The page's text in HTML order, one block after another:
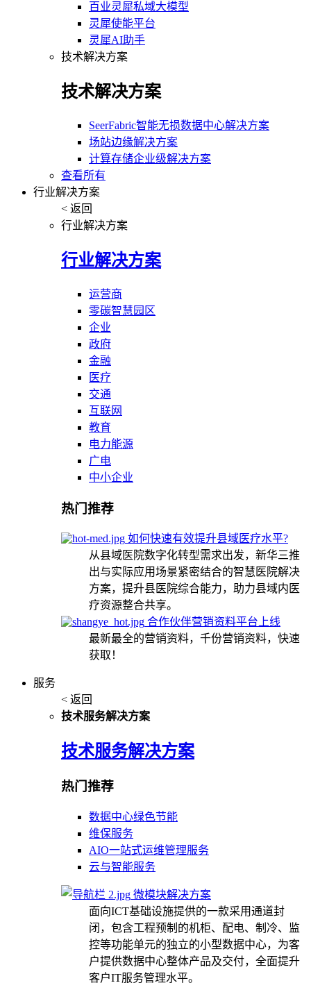
百业灵犀私域大模型
灵犀使能平台
灵犀AI助手
技术解决方案
技术解决方案
SeerFabric智能无损数据中心解决方案
场站边缘解决方案
计算存储企业级解决方案
查看所有
行业解决方案
< 返回
行业解决方案
行业解决方案
运营商
零碳智慧园区
企业
政府
金融
医疗
交通
互联网
教育
电力能源
广电
中小企业
热门推荐
如何快速有效提升县域医疗水平?
从县域医院数字化转型需求出发，新华三推
出与实际应用场景紧密结合的智慧医院解决
方案，提升县医院综合能力，助力县域内医
疗资源整合共享。
合作伙伴营销资料平台上线
最新最全的营销资料，千份营销资料，快速
获取！
服务
< 返回
技术服务解决方案
技术服务解决方案
热门推荐
数据中心绿色节能
维保服务
AIO一站式运维管理服务
云与智能服务
微模块解决方案
面向ICT基础设施提供的一款采用通道封
闭，包含工程预制的机柜、配电、制冷、监
控等功能单元的独立的小型数据中心，为客
户提供数据中心整体产品及交付，全面提升
客户IT服务管理水平。